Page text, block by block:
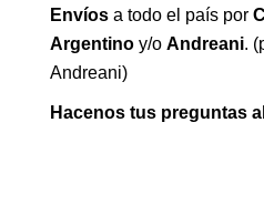
Envíos a todo el país por
Argentino y/o Andreani.
Andreani)
Hacenos tus preguntas al